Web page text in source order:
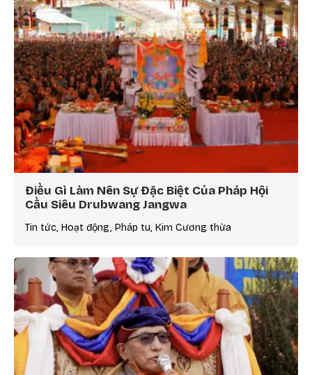
Điều Gì Làm Nên Sự Đặc Biệt Của Pháp Hội
Cầu Siêu Drubwang Jangwa
Tin tức, Hoạt động, Pháp tu, Kim Cương thừa